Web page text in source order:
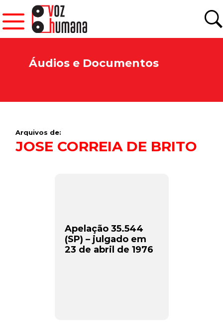
Áudios e Documentos
Arquivos de:
JOSE CORREIA DE BRITO
Apelação 35.544
(SP) – julgado em
23 de abril de 1976